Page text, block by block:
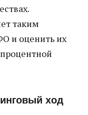
таким
и оценить их
ход